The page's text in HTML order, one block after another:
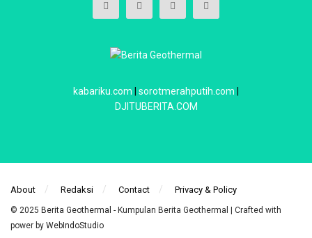
kabariku.com sorotmerahputih.com
DJITUBERITA.COM
About Redaksi Contact Privacy & Policy
© 2025 Berita Geothermal - Kumpulan Berita Geothermal | Crafted with
power by WebIndoStudio